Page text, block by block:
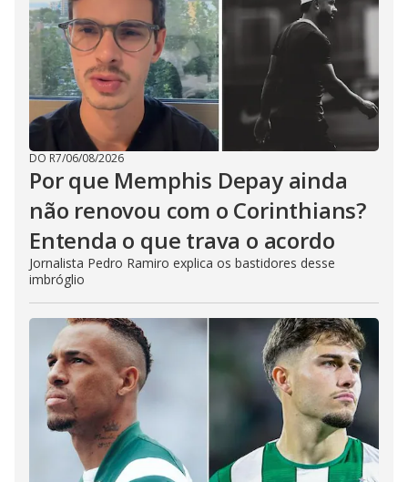
DO R7/06/08/2026
Por que Memphis Depay ainda
não renovou com o Corinthians?
Entenda o que trava o acordo
Jornalista Pedro Ramiro explica os bastidores desse
imbróglio